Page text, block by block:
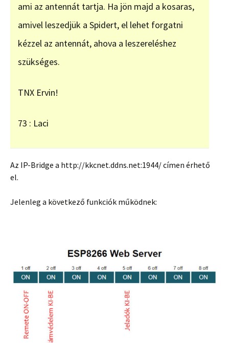
ami az antennát tartja. Ha jön majd a kosaras,
amivel leszedjük a Spidert, el lehet forgatni
kézzel az antennát, ahova a leszereléshez
szükséges.
TNX Ervin!
73 : Laci
Az IP-Bridge a http://kkcnet.ddns.net:1944/ címen érhető
el.
Jelenleg a következő funkciók működnek: